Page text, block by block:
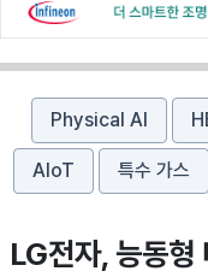
Physical AI
AIoT 특수 가스
LG전자, 능동형